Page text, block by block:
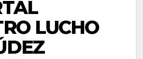
LUCHO